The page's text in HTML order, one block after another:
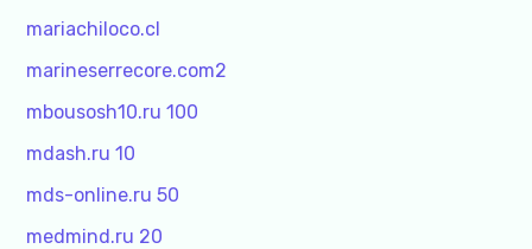
mariachiloco.cl
marineserrecore.com2
mbousosh10.ru 100
mdash.ru 10
mds-online.ru 50
medmind.ru 20